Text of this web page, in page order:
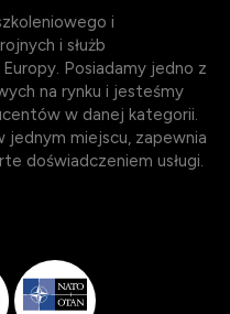
i
i służb
Posiadamy jedno z
na rynku i jesteśmy
w danej kategorii.
jednym miejscu, zapewnia
doświadczeniem usługi.